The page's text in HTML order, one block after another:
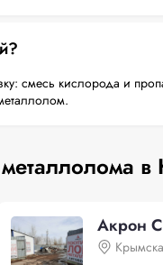
смесь кислорода и
в
11 Акрон